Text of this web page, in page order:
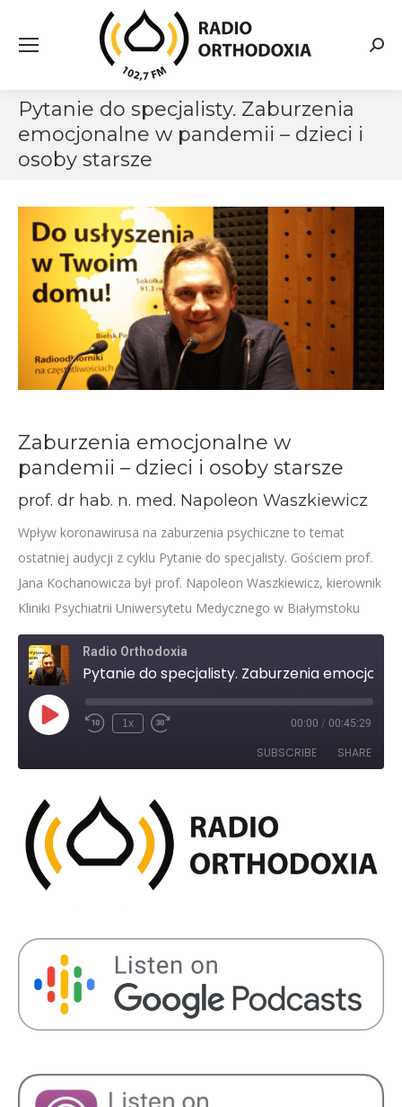
Pytanie do specjalisty. Zaburzenia
emocjonalne w pandemii – dzieci i
osoby starsze
Zaburzenia emocjonalne w
pandemii – dzieci i osoby starsze
prof. dr hab. n. med. Napoleon Waszkiewicz
Wpływ koronawirusa na zaburzenia psychiczne to temat
ostatniej audycji z cyklu Pytanie do specjalisty. Gościem prof.
Jana Kochanowicza był prof. Napoleon Waszkiewicz, kierownik
Kliniki Psychiatrii Uniwersytetu Medycznego w Białymstoku
Radio Orthodoxia
Play
EpisodeRewind
1x
Fast
seconds
00:00 / 00:45:29
SUBSCRIBE SHARE
RSS FEED
SHARE
LINK
EMBED